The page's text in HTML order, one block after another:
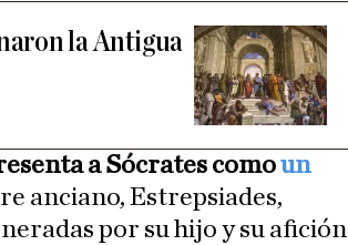
la Antigua
a Sócrates comoun
anciano, Estrepsiades,
por su hijo y su afición